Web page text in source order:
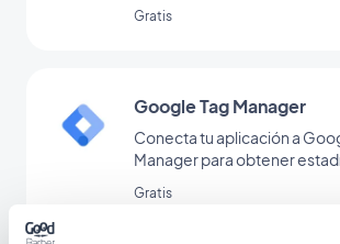
Vimeo, para la sincronización
Gratis
Google Tag Manager
Conecta tu aplicación a
Manager para obtener
Gratis